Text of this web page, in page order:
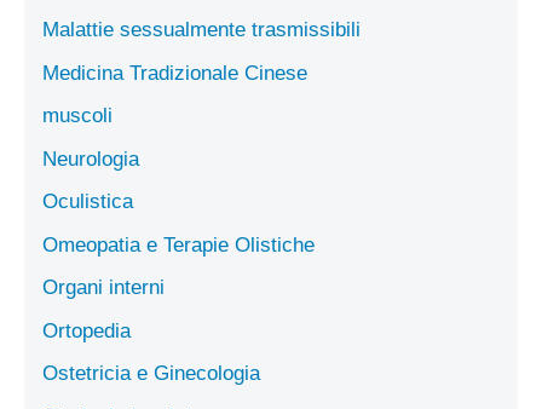
Malattie sessualmente trasmissibili
Medicina Tradizionale Cinese
muscoli
Neurologia
Oculistica
Omeopatia e Terapie Olistiche
Organi interni
Ortopedia
Ostetricia e Ginecologia